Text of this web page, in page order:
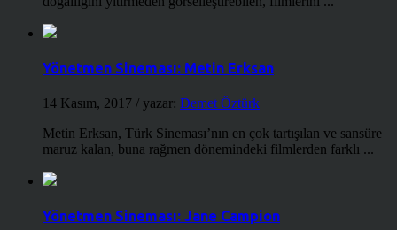
Yönetmen Sineması: Metin Erksan
14 Kasım, 2017 / yazar: Demet Öztürk
Metin Erksan, Türk Sineması’nın en çok tartışılan ve sansüre
maruz kalan, buna rağmen dönemindeki filmlerden farklı ...
Yönetmen Sineması: Jane Campion